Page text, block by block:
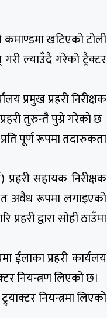
कमाण्डमा खटिएको टोली
ल्याउँदै गरेको ट्रैक्टर
प्रमुख प्रहरी निरीक्षक
तुरुन्तै पुग्ने गरेकाे छ
पूर्ण रूपमा तदारुकता
प्रहरी सहायक निरीक्षक
अवैध रूपमा लगाइएको
द्वारा सोही ठाउँमा
ईलाका प्रहरी कार्यलय
नियन्त्रण लिएको छ।
नियन्त्रमा लिएको